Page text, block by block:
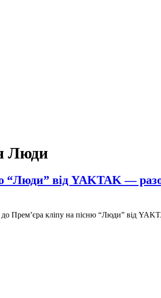
Люди
“Люди” від YAKTAK —
до Прем’єра кліпу на пісню “Люди” від